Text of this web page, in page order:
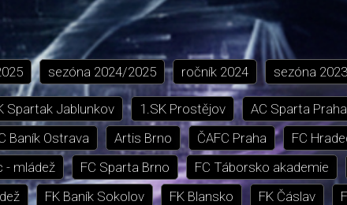
sezóna 2024/2025 ročník 2024 sezóna
Spartak Jablunkov 1.SK Prostějov AC Sparta
Baník Ostrava Artis Brno ČAFC Praha FC
- mládež FC Sparta Brno FC Táborsko akademie
FK Baník Sokolov FK Blansko FK Čáslav